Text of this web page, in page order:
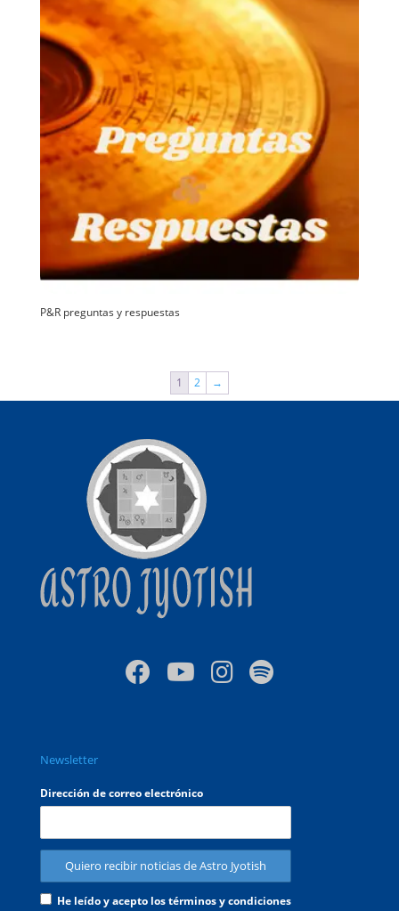
P&R preguntas y respuestas
1 2 →
Newsletter
Dirección de correo electrónico
He leído y acepto los términos y condiciones